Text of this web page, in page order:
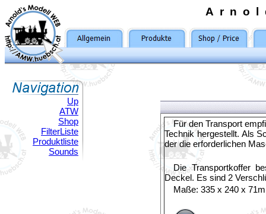
Up
ATW
Shop
FilterListe
Produktliste
Sounds
Für den Transport
Technik hergestellt. Als
der die erforderlichen
Die Transportkoffer
Deckel. Es sind 2
Maße: 335 x 240 x